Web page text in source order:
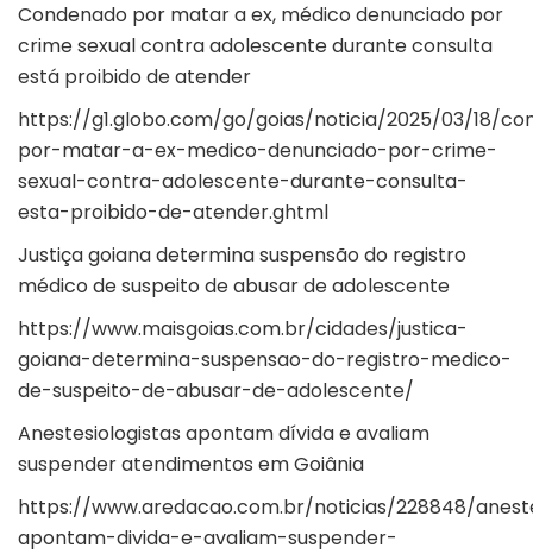
Condenado por matar a ex, médico denunciado por
crime sexual contra adolescente durante consulta
está proibido de atender
https://g1.globo.com/go/goias/noticia/2025/03/18/
por-matar-a-ex-medico-denunciado-por-crime-
sexual-contra-adolescente-durante-consulta-
esta-proibido-de-atender.ghtml
Justiça goiana determina suspensão do registro
médico de suspeito de abusar de adolescente
https://www.maisgoias.com.br/cidades/justica-
goiana-determina-suspensao-do-registro-medico-
de-suspeito-de-abusar-de-adolescente/
Anestesiologistas apontam dívida e avaliam
suspender atendimentos em Goiânia
https://www.aredacao.com.br/noticias/228848/
apontam-divida-e-avaliam-suspender-